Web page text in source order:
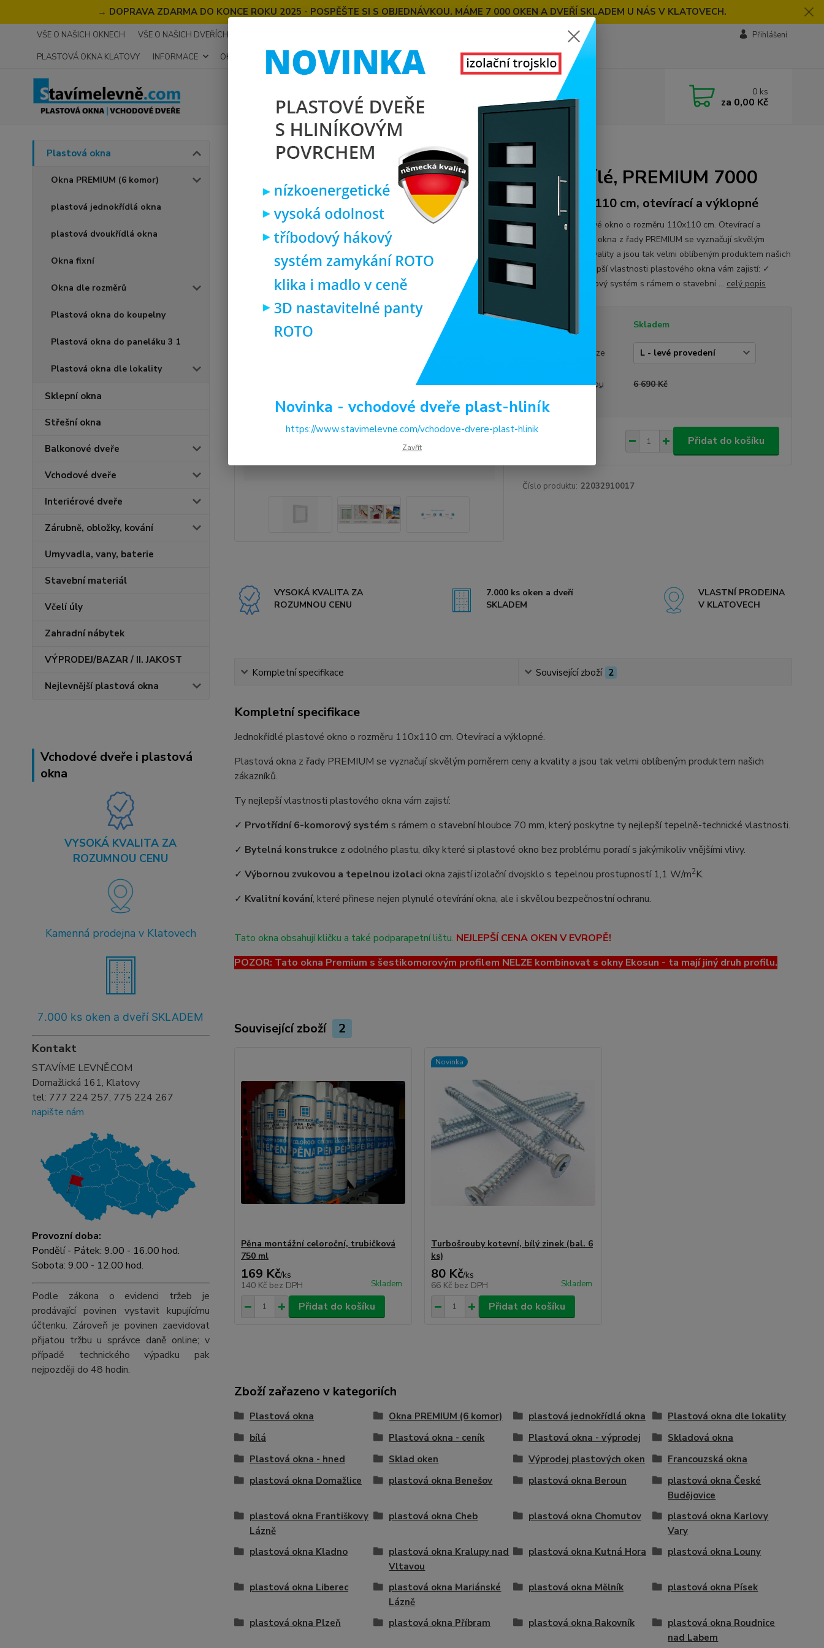
→ DOPRAVA ZDARMA DO KONCE ROKU 2025 - POSPĚŠTE SI S OBJEDNÁVKOU. MÁME 7 000 OKEN A DVEŘÍ SKLADEM U NÁS V KLATOVECH.
VŠE O NAŠICH OKNECH VŠE O NAŠICH DVEŘÍCH
PLASTOVÁ OKNA KLATOVY
INFORMACE OKNA NA MÍRU KONTAKT O NÁS
Přihlášení
0 ks
za 0,00 Kč
Plastová okna
Okna PREMIUM (6 komor)
plastová jednokřídlá okna
plastová dvoukřídlá okna
Okna fixní
Okna dle rozměrů
Plastová okna do koupelny
Plastová okna do paneláku 3 1
Plastová okna dle lokality
Sklepní okna
Střešní okna
Balkonové dveře
Vchodové dveře
Interiérové dveře
Zárubně, obložky, kování
Umyvadla, vany, baterie
Stavební materiál
Včelí úly
Zahradní nábytek
VÝPRODEJ/BAZAR / II. JAKOST
Nejlevnější plastová okna
Vchodové dveře i plastová
okna
VYSOKÁ KVALITA ZA
ROZUMNOU CENU
Kamenná prodejna v Klatovech
7.000 ks oken a dveří SKLADEM
Kontakt
STAVÍME LEVNĚ.COM
Domažlická 161, Klatovy
tel: 777 224 257, 775 224 267
napište nám
Provozní doba:
Pondělí - Pátek: 9.00 - 16.00 hod.
Sobota: 9.00 - 12.00 hod.
Podle zákona o evidenci tržeb je
prodávající povinen vystavit kupujícímu
účtenku. Zároveň je povinen zaevidovat
přijatou tržbu u správce daně online; v
případě technického výpadku pak
nejpozději do 48 hodin.
Plastová okna plastové okno 110x110 cm, jednokřídlé, bílé, PREMIUM 7000
plastové okno 110x110 cm, jednokřídlé, bílé, PREMIUM 7000
TOP produkt rozměr 110x110 cm, otevírací a výklopné
Jednokřídlé plastové okno o rozměru 110x110 cm. Otevírací a
výklopné. Plastová okna z řady PREMIUM se vyznačují skvělým
poměrem ceny a kvality a jsou tak velmi oblíbeným produktem našich
zákazníků. Ty nejlepší vlastnosti plastového okna vám zajistí: ✓
Prvotřídní 6-komorový systém s rámem o stavební ... celý popis
Dostupnost
Skladem
(obrázek je pouze
Cena před slevou
6 690 Kč
4 890 Kč Přidat do košíku
Číslo produktu: 22032910017
VYSOKÁ KVALITA ZA
ROZUMNOU CENU
7.000 ks oken a dveří
SKLADEM
VLASTNÍ PRODEJNA
V KLATOVECH
Kompletní specifikace Související zboží 2
Kompletní specifikace
Jednokřídlé plastové okno o rozměru 110x110 cm. Otevírací a výklopné.
Plastová okna z řady PREMIUM se vyznačují skvělým poměrem ceny a kvality a jsou tak velmi oblíbeným produktem našich
zákazníků.
Ty nejlepší vlastnosti plastového okna vám zajistí:
✓ Prvotřídní 6-komorový systém s rámem o stavební hloubce 70 mm, který poskytne ty nejlepší tepelně-technické vlastnosti.
✓ Bytelná konstrukce z odolného plastu, díky které si plastové okno bez problému poradí s jakýmikoliv vnějšími vlivy.
✓ Výbornou zvukovou a tepelnou izolaci okna zajistí izolační dvojsklo s tepelnou prostupností 1,1 W/m2K.
✓ Kvalitní kování, které přinese nejen plynulé otevírání okna, ale i skvělou bezpečnostní ochranu.
Tato okna obsahují kličku a také podparapetní lištu. NEJLEPŠÍ CENA OKEN V EVROPĚ!
POZOR: Tato okna Premium s šestikomorovým profilem NELZE kombinovat s okny Ekosun - ta mají jiný druh profilu.
Související zboží 2
Pěna montážní celoroční, trubičková
750 ml
169 Kč/ks
140 Kč bez DPH Skladem
Přidat do košíku
Novinka
Turbošrouby kotevní, bílý zinek (bal. 6
ks)
80 Kč/ks
66 Kč bez DPH Skladem
Přidat do košíku
Zboží zařazeno v kategoriích
Plastová okna Okna PREMIUM (6 komor) plastová jednokřídlá okna
Plastová okna dle lokality
bílá
Plastová okna - ceník Plastová okna - výprodej
Skladová okna
Plastová okna - hned
Sklad oken Výprodej plastových oken
Francouzská okna
plastová okna Domažlice
plastová okna Benešov plastová okna Beroun
plastová okna České
Budějovice
plastová okna Františkovy
Lázně
plastová okna Cheb plastová okna Chomutov
plastová okna Karlovy
Vary
plastová okna Kladno
plastová okna Kralupy nad
Vltavou
plastová okna Kutná Hora plastová okna Louny
plastová okna Liberec
plastová okna Mariánské
Lázně
plastová okna Mělník plastová okna Písek
plastová okna Plzeň plastová okna Příbram plastová okna Rakovník
plastová okna Roudnice
nad Labem
Novinka - vchodové dveře plast-hliník
https://www.stavimelevne.com/vchodove-dvere-plast-hlinik
Zavřít